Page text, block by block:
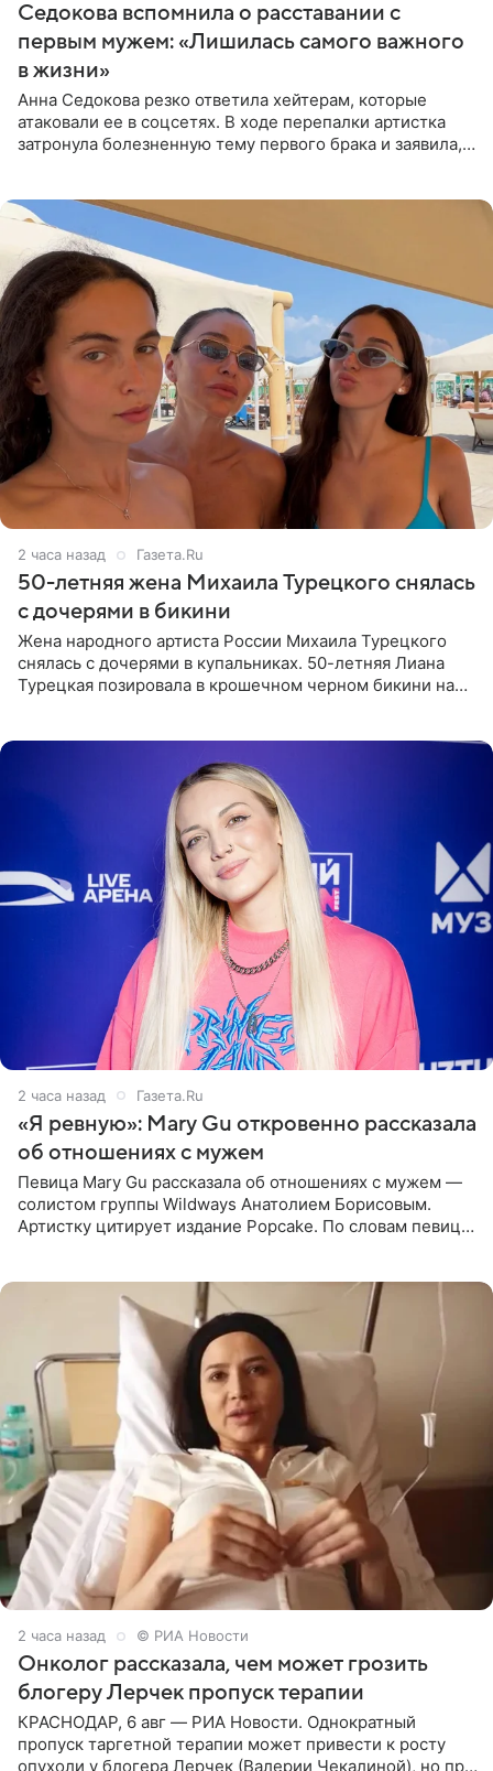
Седокова вспомнила о расставании с
первым мужем: «Лишилась самого важного
в жизни»
Анна Седокова резко ответила хейтерам, которые
атаковали ее в соцсетях. В ходе перепалки артистка
затронула болезненную тему первого брака и заявила,
2 часа назад Газета.Ru
50-летняя жена Михаила Турецкого снялась
с дочерями в бикини
Жена народного артиста России Михаила Турецкого
снялась с дочерями в купальниках. 50-летняя Лиана
Турецкая позировала в крошечном черном бикини на
2 часа назад Газета.Ru
«Я ревную»: Mary Gu откровенно рассказала
об отношениях с мужем
Певица Mary Gu рассказала об отношениях с мужем —
солистом группы Wildways Анатолием Борисовым.
Артистку цитирует издание Popcake. По словам певицы,
2 часа назад © РИА Новости
Онколог рассказала, чем может грозить
блогеру Лерчек пропуск терапии
КРАСНОДАР, 6 авг — РИА Новости. Однократный
пропуск таргетной терапии может привести к росту
опухоли у блогера Лерчек (Валерии Чекалиной), но при